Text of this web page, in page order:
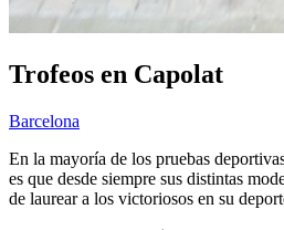
Trofeos en Capolat
Barcelona
En la mayoría de los pruebas
es que desde siempre sus distintas
de laurear a los victoriosos en su